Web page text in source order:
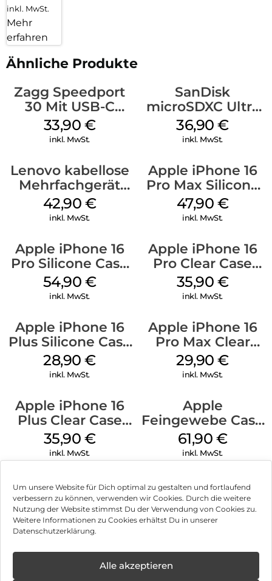
Um unsere Website für Dich optimal zu gestalten und fortlaufend
verbessern zu können, verwenden wir Cookies. Durch die weitere
Nutzung der Website stimmst Du der Verwendung von Cookies zu.
Weitere Informationen zu Cookies erhältst Du in unserer
Datenschutzerklärung.
Alle akzeptieren
inkl. MwSt.
Mehr
erfahren
Ähnliche Produkte
Zagg Speedport
30 Mit USB-C
Kabel Weiß
33,90 €
inkl. MwSt.
SanDisk
microSDXC Ultra
128 GB + Adapter
Mobile
36,90€
inkl. MwSt.
Lenovo kabellose
Mehrfachgerät
Luna Grey
42,90 €
inkl. MwSt.
Apple iPhone 16
Pro Max Silicone
Case MagSafe
Black
47,90 €
inkl. MwSt.
Apple iPhone 16
Pro Silicone Case
MagSafe Black
54,90 €
inkl. MwSt.
Apple iPhone 16
Pro Clear Case
MagSafe
Transparent
35,90 €
inkl. MwSt.
Apple iPhone 16
Plus Silicone Case
MagSafe Black
28,90€
inkl. MwSt.
Apple iPhone 16
Pro Max Clear
Case MagSafe
Transparent
29,90€
inkl. MwSt.
Apple iPhone 16
Plus Clear Case
MagSafe
Transparent
35,90 €
inkl. MwSt.
Apple
Feingewebe Case
iPhone 15 Pro
MagSafe Schwarz
61,90 €
inkl. MwSt.
Impressum